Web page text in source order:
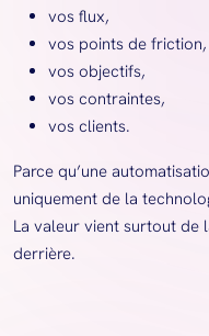
vos flux,
vos points de friction,
vos objectifs,
vos contraintes,
vos clients.
Parce qu’une
uniquement de la
La valeur vient surtout de
derrière.